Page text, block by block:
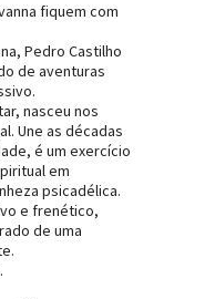
fiquem com
Pedro Castilho
de aventuras
nasceu nos
Une as décadas
é um exercício
em
psicadélica.
e frenético,
de uma